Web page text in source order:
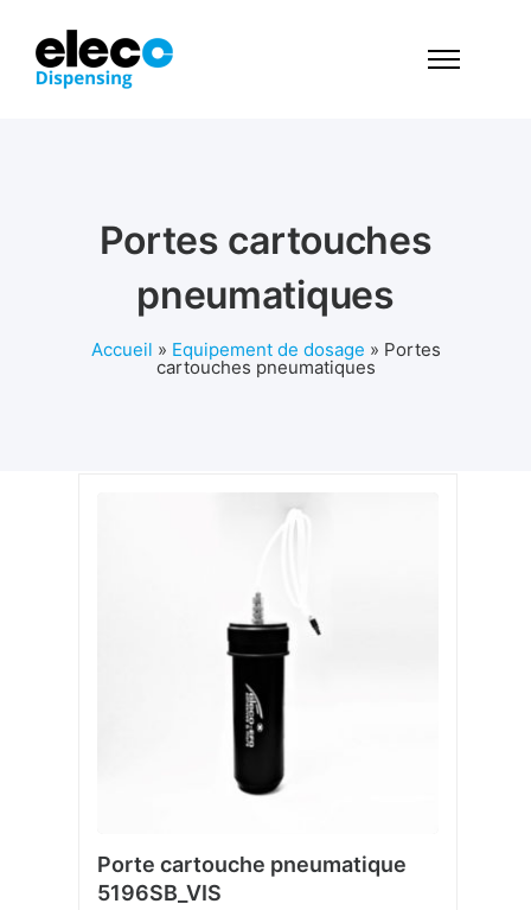
Portes cartouches
pneumatiques
Accueil » Equipement de dosage » Portes
cartouches pneumatiques
Porte cartouche pneumatique
5196SB_VIS